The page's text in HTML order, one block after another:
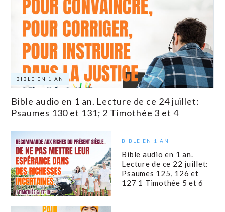
BIBLE EN 1 AN
Bible audio en 1 an. Lecture de ce 24 juillet:
Psaumes 130 et 131; 2 Timothée 3 et 4
BIBLE EN 1 AN
Bible audio en 1 an.
Lecture de ce 22 juillet:
Psaumes 125, 126 et
127 1 Timothée 5 et 6